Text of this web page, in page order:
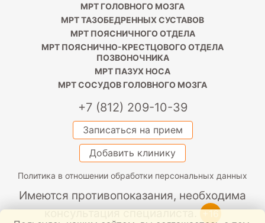
МРТ ГОЛОВНОГО МОЗГА
МРТ ТАЗОБЕДРЕННЫХ СУСТАВОВ
МРТ ПОЯСНИЧНОГО ОТДЕЛА
МРТ ПОЯСНИЧНО-КРЕСТЦОВОГО ОТДЕЛА
ПОЗВОНОЧНИКА
МРТ ПАЗУХ НОСА
МРТ СОСУДОВ ГОЛОВНОГО МОЗГА
+7 (812) 209-10-39
Записаться на прием
Добавить клинику
Политика в отношении обработки персональных данных
Имеются противопоказания, необходима
консультация специалиста. +16